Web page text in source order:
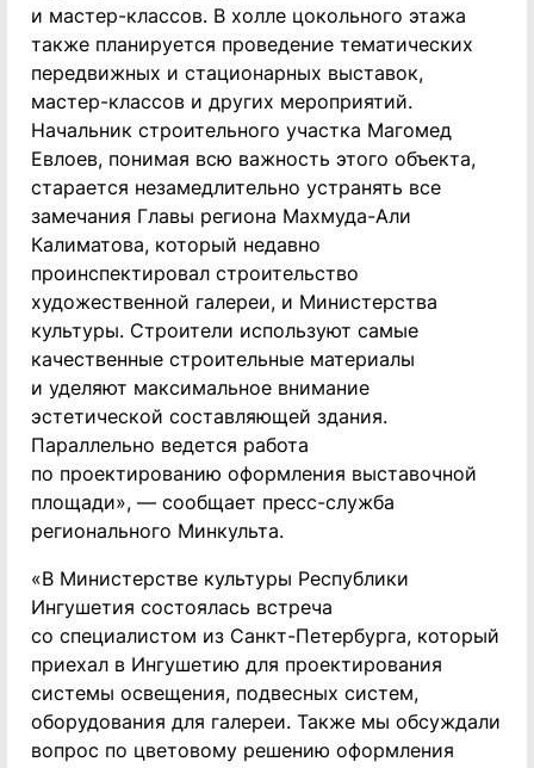
и мастер-классов. В холле цокольного этажа
также планируется проведение тематических
передвижных и стационарных выставок,
мастер-классов и других мероприятий.
Начальник строительного участка Магомед
Евлоев, понимая всю важность этого объекта,
старается незамедлительно устранять все
замечания Главы региона Махмуда-Али
Калиматова, который недавно
проинспектировал строительство
художественной галереи, и Министерства
культуры. Строители используют самые
качественные строительные материалы
и уделяют максимальное внимание
эстетической составляющей здания.
Параллельно ведется работа
по проектированию оформления выставочной
площади», — сообщает пресс-служба
регионального Минкульта.
«В Министерстве культуры Республики
Ингушетия состоялась встреча
со специалистом из Санкт-Петербурга, который
приехал в Ингушетию для проектирования
системы освещения, подвесных систем,
оборудования для галереи. Также мы обсуждали
вопрос по цветовому решению оформления